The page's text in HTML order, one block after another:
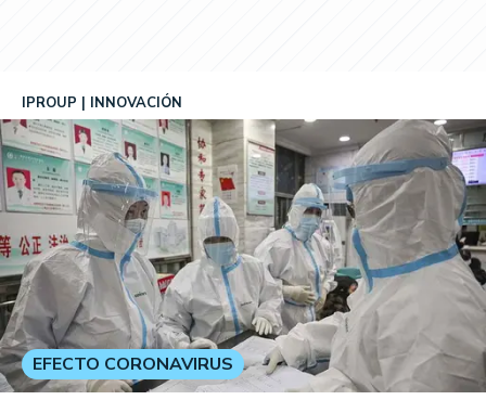
IPROUP INNOVACIÓN
EFECTO CORONAVIRUS